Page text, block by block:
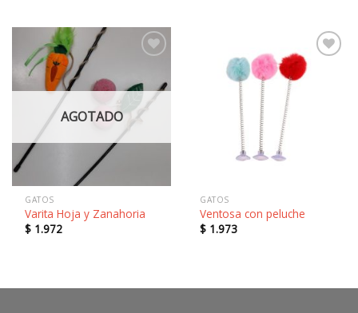
Añadir
a la
lista de
deseos
GATOS
Varita Hoja y Zanahoria
$ 1.972
GATOS
Ventosa con peluche
$ 1.973